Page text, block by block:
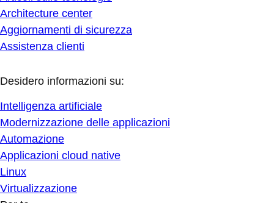
Architecture center
Aggiornamenti di sicurezza
Assistenza clienti
Desidero informazioni su:
Intelligenza artificiale
Modernizzazione delle applicazioni
Automazione
Applicazioni cloud native
Linux
Virtualizzazione